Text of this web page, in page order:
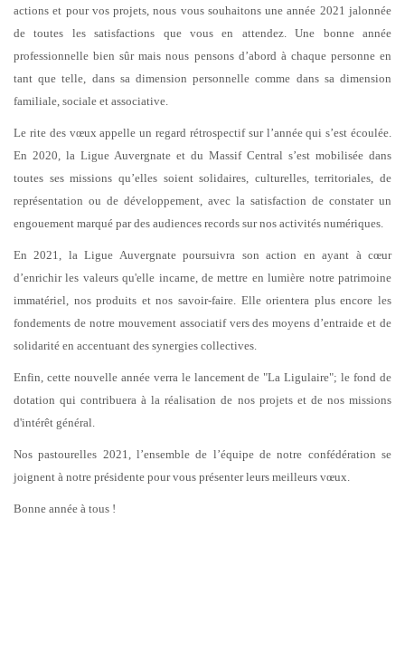
actions et pour vos projets, nous vous souhaitons une année 2021 jalonnée
de toutes les satisfactions que vous en attendez. Une bonne année
professionnelle bien sûr mais nous pensons d’abord à chaque personne en
tant que telle, dans sa dimension personnelle comme dans sa dimension
familiale, sociale et associative.
Le rite des vœux appelle un regard rétrospectif sur l’année qui s’est écoulée.
En 2020, la Ligue Auvergnate et du Massif Central s’est mobilisée dans
toutes ses missions qu’elles soient solidaires, culturelles, territoriales, de
représentation ou de développement, avec la satisfaction de constater un
engouement marqué par des audiences records sur nos activités numériques.
En 2021, la Ligue Auvergnate poursuivra son action en ayant à cœur
d’enrichir les valeurs qu'elle incarne, de mettre en lumière notre patrimoine
immatériel, nos produits et nos savoir-faire. Elle orientera plus encore les
fondements de notre mouvement associatif vers des moyens d’entraide et de
solidarité en accentuant des synergies collectives.
Enfin, cette nouvelle année verra le lancement de "La Ligulaire"; le fond de
dotation qui contribuera à la réalisation de nos projets et de nos missions
d'intérêt général.
Nos pastourelles 2021, l’ensemble de l’équipe de notre confédération se
joignent à notre présidente pour vous présenter leurs meilleurs vœux.
Bonne année à tous !